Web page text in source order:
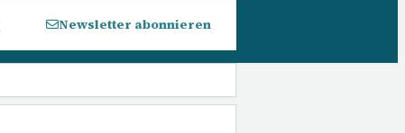
Newsletter abonnieren